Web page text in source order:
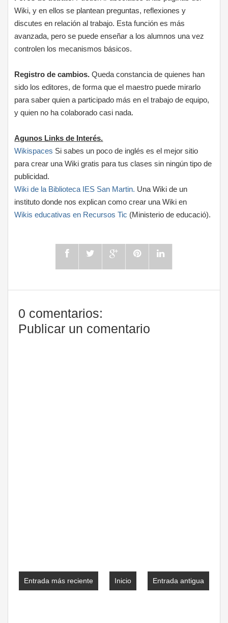
Wiki, y en ellos se plantean preguntas, reflexiones y
discutes en relación al trabajo. Esta función es más
avanzada, pero se puede enseñar a los alumnos una vez
controlen los mecanismos básicos.
Registro de cambios. Queda constancia de quienes han
sido los editores, de forma que el maestro puede mirarlo
para saber quien a participado más en el trabajo de equipo,
y quien no ha colaborado casi nada.
Agunos Links de Interés.
Wikispaces Si sabes un poco de inglés es el mejor sitio
para crear una Wiki gratis para tus clases sin ningún tipo de
publicidad.
Wiki de la Biblioteca IES San Martin. Una Wiki de un
instituto donde nos explican como crear una Wiki en
Wikis educativas en Recursos Tic (Ministerio de educació).
0 comentarios:
Publicar un comentario
Entrada más reciente Entrada antigua
Inicio